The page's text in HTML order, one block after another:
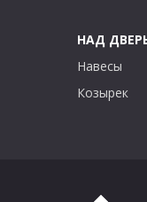
НАД
Навесы
Козырек